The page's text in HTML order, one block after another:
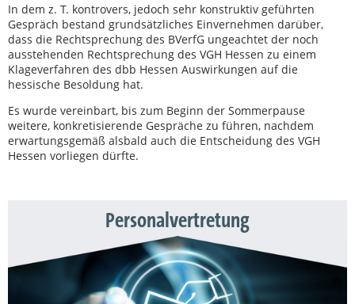
In dem z. T. kontrovers, jedoch sehr konstruktiv geführten
Gespräch bestand grundsätzliches Einvernehmen darüber,
dass die Rechtsprechung des BVerfG ungeachtet der noch
ausstehenden Rechtsprechung des VGH Hessen zu einem
Klageverfahren des dbb Hessen Auswirkungen auf die
hessische Besoldung hat.
Es wurde vereinbart, bis zum Beginn der Sommerpause
weitere, konkretisierende Gespräche zu führen, nachdem
erwartungsgemäß alsbald auch die Entscheidung des VGH
Hessen vorliegen dürfte.
Personalvertretung